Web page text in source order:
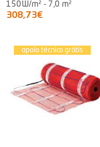
150W/m² - 7,0 m²
308,73€
apoio técnico grátis